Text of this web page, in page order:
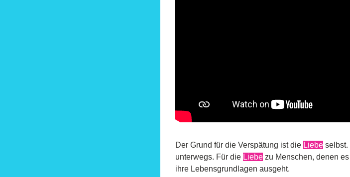
Der Grund für die Verspätung ist die Liebe selbst.
unterwegs. Für die Liebe zu Menschen, denen
ihre Lebensgrundlagen ausgeht.